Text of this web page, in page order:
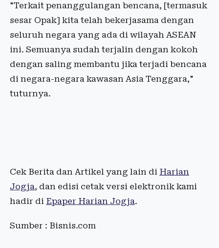
"Terkait penanggulangan bencana, [termasuk
sesar Opak] kita telah bekerjasama dengan
seluruh negara yang ada di wilayah ASEAN
ini. Semuanya sudah terjalin dengan kokoh
dengan saling membantu jika terjadi bencana
di negara-negara kawasan Asia Tenggara,"
tuturnya.
Cek Berita dan Artikel yang lain di Harian
Jogja, dan edisi cetak versi elektronik kami
hadir di Epaper Harian Jogja.
Sumber : Bisnis.com